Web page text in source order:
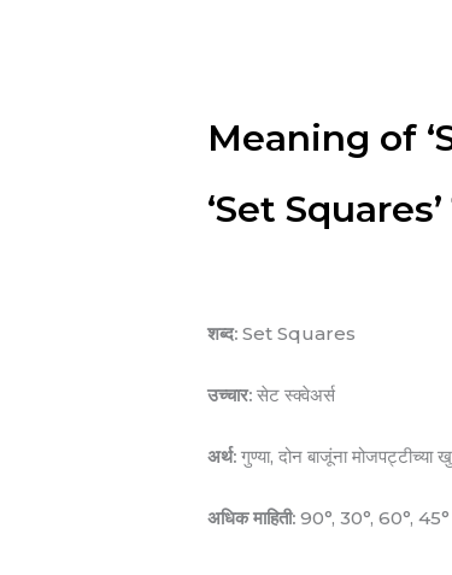
Meaning of
‘Set Squares’
शब्द: Set Squares
उच्चार: सेट स्क्वेअर्स
अर्थ: गुण्या, दोन बाजूंना मोजपट्टीच्या
अधिक माहिती: 90°, 30°, 60°, 45° हे